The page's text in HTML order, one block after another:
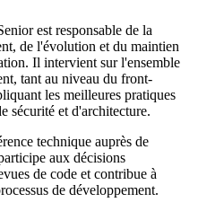
est responsable de la
de l'évolution et du maintien
Il intervient sur l'ensemble
tant au niveau du front-
les meilleures pratiques
sécurité et d'architecture.
technique auprès de
aux décisions
de code et contribue à
de développement.